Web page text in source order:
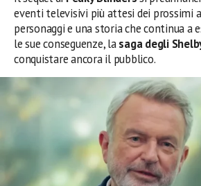
eventi televisivi più attesi dei prossimi
personaggi e una storia che continua a
le sue conseguenze, lasaga degli
conquistare ancora il pubblico.